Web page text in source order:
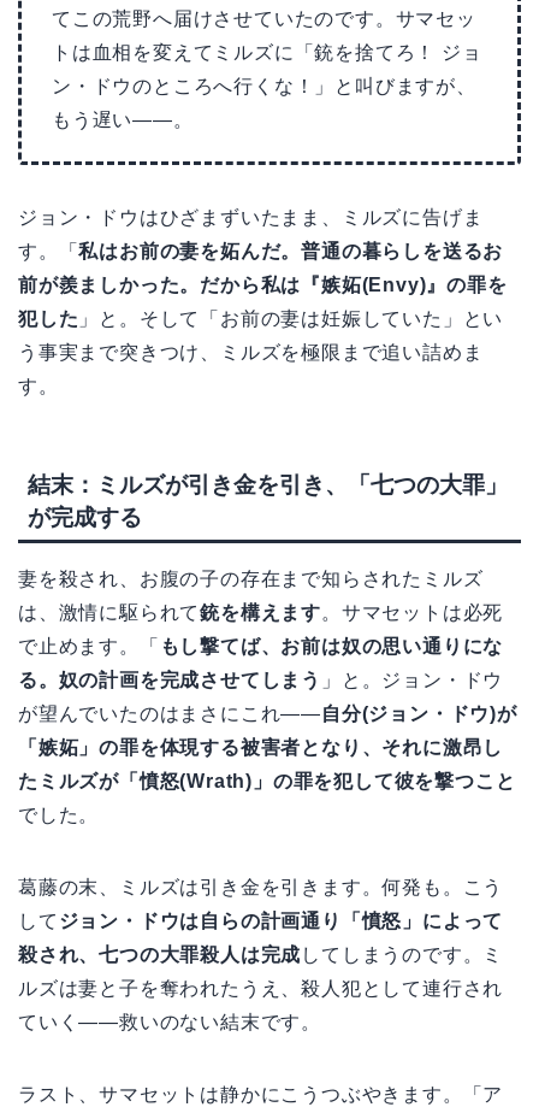
てこの荒野へ届けさせていたのです。サマセッ
トは血相を変えてミルズに「銃を捨てろ！ ジョ
ン・ドウのところへ行くな！」と叫びますが、
もう遅い——。
ジョン・ドウはひざまずいたまま、ミルズに告げま
す。「私はお前の妻を妬んだ。普通の暮らしを送るお
前が羨ましかった。だから私は『嫉妬(Envy)』の罪を
犯した 」と。そして「お前の妻は妊娠していた」とい
う事実まで突きつけ、ミルズを極限まで追い詰めま
す。
結末：ミルズが引き金を引き、「七つの大罪」
が完成する
妻を殺され、お腹の子の存在まで知らされたミルズ
は、激情に駆られて銃を構えます。サマセットは必死
で止めます。「 もし撃てば、お前は奴の思い通りにな
る。奴の計画を完成させてしまう 」と。ジョン・ドウ
が望んでいたのはまさにこれ——自分(ジョン・ドウ)が
「嫉妬」の罪を体現する被害者となり、それに激昂し
たミルズが「憤怒(Wrath)」の罪を犯して彼を撃つこと
でした。
葛藤の末、ミルズは引き金を引きます。何発も。こう
して ジョン・ドウは自らの計画通り「憤怒」によって
殺され、七つの大罪殺人は完成 してしまうのです。ミ
ルズは妻と子を奪われたうえ、殺人犯として連行され
ていく——救いのない結末です。
ラスト、サマセットは静かにこうつぶやきます。「ア